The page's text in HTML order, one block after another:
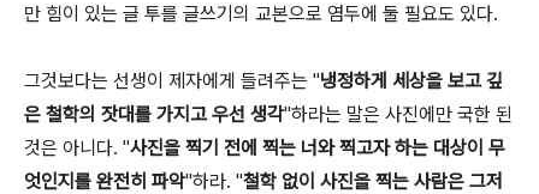
만 힘이 있는 글 투를 글쓰기의 교본으로 염두에 둘 필요도 있다.
그것보다는 선생이 제자에게 들려주는 "냉정하게 세상을 보고 깊
은 철학의 잣대를 가지고 우선 생각"하라는 말은 사진에만 국한 된
것은 아니다. "사진을 찍기 전에 찍는 너와 찍고자 하는 대상이 무
엇인지를 완전히 파악"하라. "철학 없이 사진을 찍는 사람은 그저